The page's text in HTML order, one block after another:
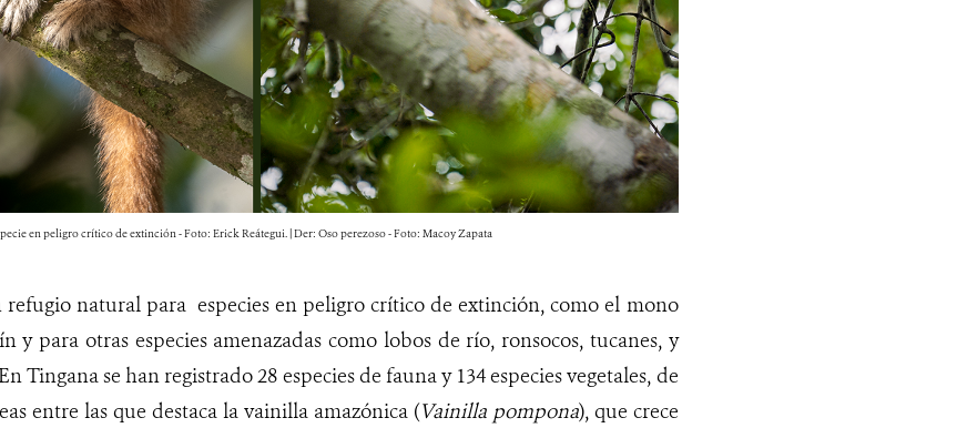
en peligro crítico de extinción - Foto: Erick Reátegui. | Der: Oso perezoso - Foto: Macoy Zapata
refugio natural para especies en peligro crítico de extinción, como el mono
y para otras especies amenazadas como lobos de río, ronsocos, tucanes, y
Tingana se han registrado 28 especies de fauna y 134 especies vegetales, de
entre las que destaca la vainilla amazónica (Vainilla pompona), que crece